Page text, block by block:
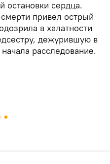
остановки сердца.
привел острый
в халатности
дежурившую в
расследование.